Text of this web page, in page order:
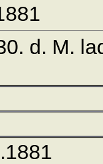
d. M.